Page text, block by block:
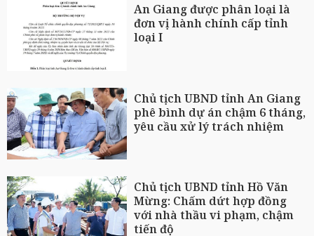
An Giang được phân loại là
đơn vị hành chính cấp tỉnh
loại I
Chủ tịch UBND tỉnh An Giang
phê bình dự án chậm 6 tháng,
yêu cầu xử lý trách nhiệm
Chủ tịch UBND tỉnh Hồ Văn
Mừng: Chấm dứt hợp đồng
với nhà thầu vi phạm, chậm
tiến độ